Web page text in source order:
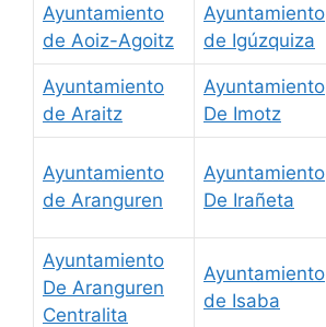
Ayuntamiento
de Aoiz-Agoitz
Ayuntamiento
de Igúzquiza
Ayuntamiento
de Araitz
Ayuntamiento
De Imotz
Ayuntamiento
de Aranguren
Ayuntamiento
De Irañeta
Ayuntamiento
De Aranguren
Centralita
Ayuntamiento
de Isaba